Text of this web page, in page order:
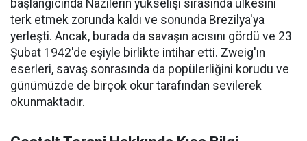
başlangıcında Nazilerin yükselişi sırasında ülkesini
terk etmek zorunda kaldı ve sonunda Brezilya'ya
yerleşti. Ancak, burada da savaşın acısını gördü ve 23
Şubat 1942'de eşiyle birlikte intihar etti. Zweig'ın
eserleri, savaş sonrasında da popülerliğini korudu ve
günümüzde de birçok okur tarafından sevilerek
okunmaktadır.